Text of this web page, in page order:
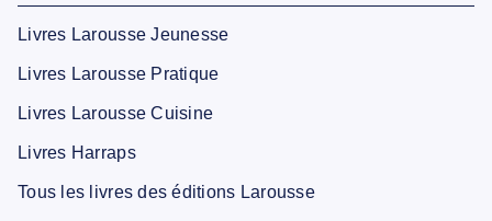
Livres Larousse Jeunesse
Livres Larousse Pratique
Livres Larousse Cuisine
Livres Harraps
Tous les livres des éditions Larousse